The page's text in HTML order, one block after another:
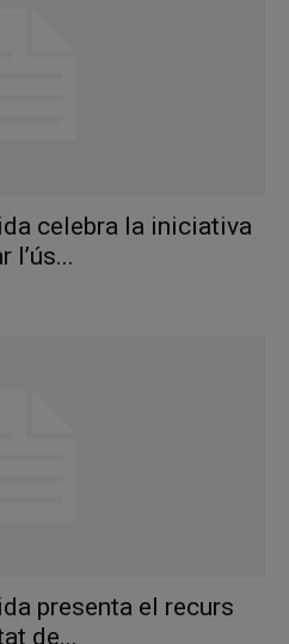
celebra la iniciativa
l’ús...
presenta el recurs
de...